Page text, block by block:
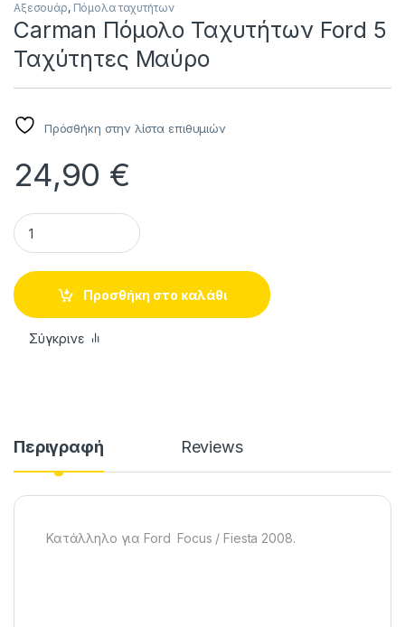
Αξεσουάρ, Πόμολα ταχυτήτων
Carman Πόμολο Ταχυτήτων Ford 5
Ταχύτητες Μαύρο
Πρόσθήκη στην λίστα επιθυμιών
24,90 €
Carman Πόμολο Ταχυτήτων Ford 5 Ταχύτητες Μαύρο
Προσθήκη στο καλάθι
Σύγκρινε
Περιγραφή Reviews
Κατάλληλο για Ford Focus / Fiesta 2008.